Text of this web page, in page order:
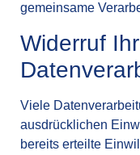
gemeinsame
Widerruf
Viele
ausdrücklichen
bereits erteilte